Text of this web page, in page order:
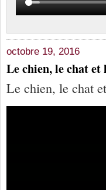
octobre 19, 2016
Le chien, le chat
Le chien, le chat